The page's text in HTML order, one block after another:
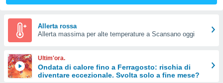
di
Web
le
Allerta rossa
Allerta massima per alte temperature a Scansano oggi
Ultim'ora.
Ondata di calore fino a Ferragosto: rischia di
diventare eccezionale. Svolta solo a fine mese?